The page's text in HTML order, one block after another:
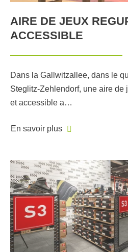
AIRE DE JEUX
ACCESSIBLE
Dans la Gallwitzallee, dans le
Steglitz-Zehlendorf, une aire de
et accessible a…
En savoir plus